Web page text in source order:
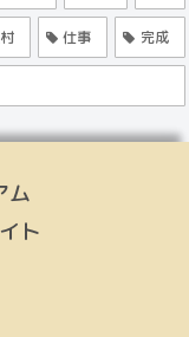
仕事 完成
ム
ト